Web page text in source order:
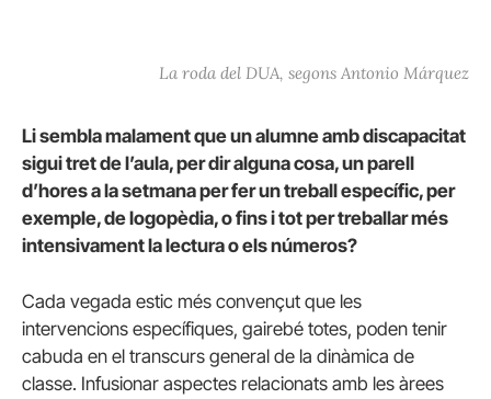
La roda del DUA, segons Antonio Márquez
Li sembla malament que un alumne amb discapacitat
sigui tret de l’aula, per dir alguna cosa, un parell
d’hores a la setmana per fer un treball específic, per
exemple, de logopèdia, o fins i tot per treballar més
intensivament la lectura o els números?
Cada vegada estic més convençut que les
intervencions específiques, gairebé totes, poden tenir
cabuda en el transcurs general de la dinàmica de
classe. Infusionar aspectes relacionats amb les àrees